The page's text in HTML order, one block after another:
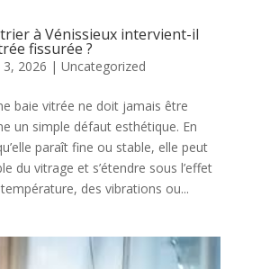
à Vénissieux intervient-il
fissurée ?
2026 | Uncategorized
baie vitrée ne doit jamais être
un simple défaut esthétique. En
paraît fine ou stable, elle peut
du vitrage et s’étendre sous l’effet
des vibrations ou...